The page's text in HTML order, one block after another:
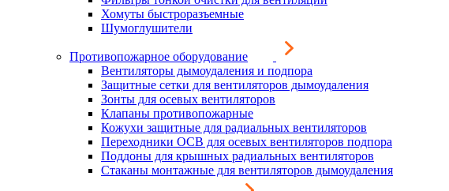
Хомуты быстроразъемные
Шумоглушители
Противопожарное оборудование
Вентиляторы дымоудаления и подпора
Защитные сетки для вентиляторов дымоудаления
Зонты для осевых вентиляторов
Клапаны противопожарные
Кожухи защитные для радиальных вентиляторов
Переходники ОСВ для осевых вентиляторов подпора
Поддоны для крышных радиальных вентиляторов
Стаканы монтажные для вентиляторов дымоудаления